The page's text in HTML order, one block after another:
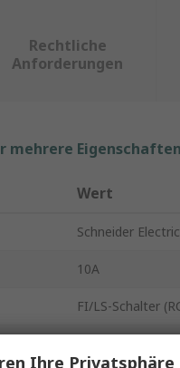
Rechtliche
Anforderungen
mehrere
Wert
Schneider Electric
10A
FI/LS-Schalter
Ihre Privatsphäre